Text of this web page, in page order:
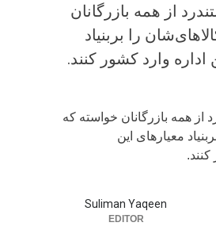
از همه بازرگانان
را بربنیاد
اداره وارد کشور کنند.
از همه بازرگانان خواسته که
معیارهای این
کنند.
Suliman Yaqeen
EDITOR